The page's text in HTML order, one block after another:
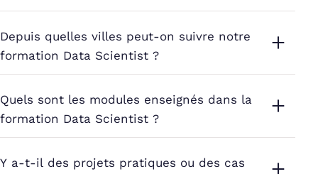
Depuis quelles villes peut-on suivre notre
formation Data Scientist ?
Quels sont les modules enseignés dans la
formation Data Scientist ?
Y a-t-il des projets pratiques ou des cas